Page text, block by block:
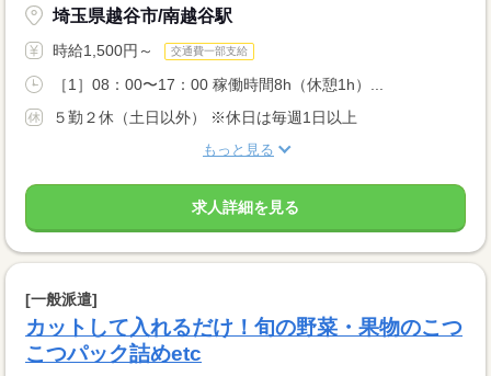
埼玉県越谷市/南越谷駅
時給1,500円～ 交通費一部支給
［1］08：00〜17：00 稼働時間8h（休憩1h）...
５勤２休（土日以外） ※休日は毎週1日以上
もっと見る
求人詳細を見る
[一般派遣]
カットして入れるだけ！旬の野菜・果物のこつ
こつパック詰めetc